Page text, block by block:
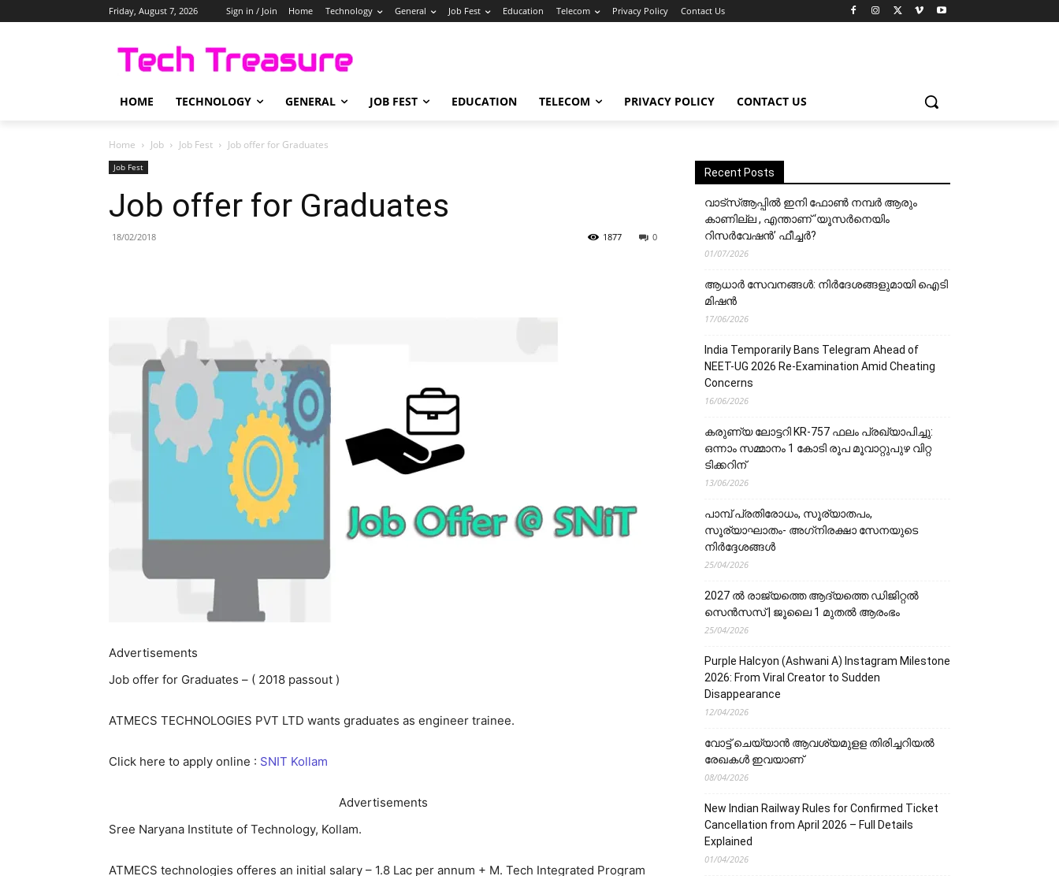
Friday, August 7, 2026 Sign in / Join Home Technology General Job Fest Education Telecom Privacy Policy Contact Us
HOME TECHNOLOGY GENERAL JOB FEST EDUCATION TELECOM PRIVACY POLICY CONTACT US
Home Job Job Fest Job offer for Graduates
Job Fest
Job offer for Graduates
18/02/2018 0
1877
Advertisements
Job offer for Graduates – ( 2018 passout )
ATMECS TECHNOLOGIES PVT LTD wants graduates as engineer trainee.
Click here to apply online : SNIT Kollam
Advertisements
Sree Naryana Institute of Technology, Kollam.
ATMECS technologies offeres an initial salary – 1.8 Lac per annum + M. Tech Integrated Program
Recent Posts
വാട്‌സ്ആപ്പിൽ ഇനി ഫോൺ നമ്പർ ആരും
കാണില്ല , എന്താണ് ‘യൂസർനെയിം
റിസർവേഷൻ’ ഫീച്ചർ?
01/07/2026
ആധാർ സേവനങ്ങൾ: നിർദേശങ്ങളുമായി ഐടി
മിഷൻ
17/06/2026
India Temporarily Bans Telegram Ahead of
NEET-UG 2026 Re-Examination Amid Cheating
Concerns
16/06/2026
കരുണ്യ ലോട്ടറി KR-757 ഫലം പ്രഖ്യാപിച്ചു:
ഒന്നാം സമ്മാനം 1 കോടി രൂപ മൂവാറ്റുപുഴ വിറ്റ
ടിക്കറിന്
13/06/2026
പാമ്പ് പ്രതിരോധം, സൂര്യാതപം,
സൂര്യാഘാതം- അഗ്‌നിരക്ഷാ സേനയു‌‌‌ടെ
നിർദ്ദേശങ്ങൾ
25/04/2026
2027 ൽ രാജ്യത്തെ ആദ്യത്തെ ഡിജിറ്റൽ
സെൻസസ് | ജൂലൈ 1 മുതൽ ആരംഭം
25/04/2026
Purple Halcyon (Ashwani A) Instagram Milestone
2026: From Viral Creator to Sudden
Disappearance
12/04/2026
വോട്ട് ചെയ്യാന്‍ ആവശ്യമുളള തിരിച്ചറിയല്‍
രേഖകള്‍ ഇവയാണ്
08/04/2026
New Indian Railway Rules for Confirmed Ticket
Cancellation from April 2026 – Full Details
Explained
01/04/2026